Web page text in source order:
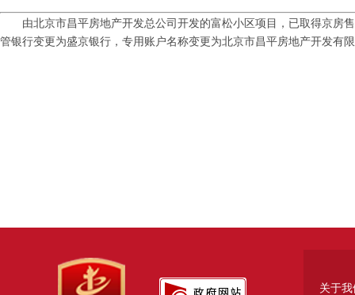
由北京市昌平房地产开发总公司开发的富松小区项目，已取得京房售
管银行变更为盛京银行，专用账户名称变更为北京市昌平房地产开发有限责任公司富松小区，账
关于我